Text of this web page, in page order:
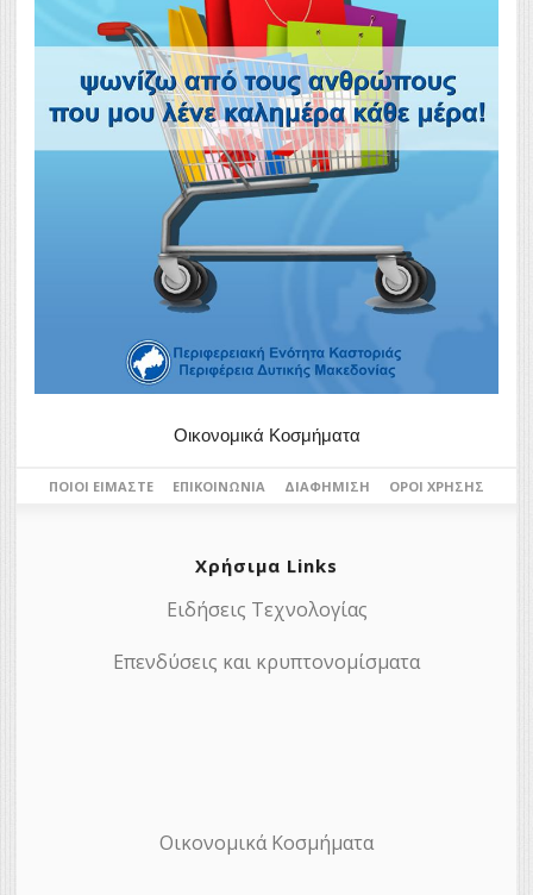
Οικονομικά Κοσμήματα
ΠΟΙΟΙ ΕΊΜΑΣΤΕ ΕΠΙΚΟΙΝΩΝΊΑ ΔΙΑΦΉΜΙΣΗ ΌΡΟΙ ΧΡΉΣΗΣ
Χρήσιμα Links
Ειδήσεις Τεχνολογίας
Επενδύσεις και κρυπτονομίσματα
Οικονομικά Κοσμήματα